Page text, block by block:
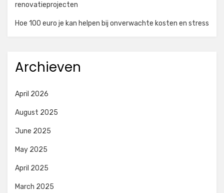
renovatieprojecten
Hoe 100 euro je kan helpen bij onverwachte kosten en stress
Archieven
April 2026
August 2025
June 2025
May 2025
April 2025
March 2025